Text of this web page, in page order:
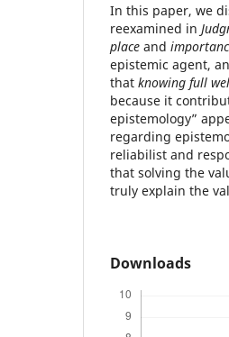
In this paper, we
reexamined in
place and
epistemic agent,
that knowing full
because it
epistemology”
regarding
reliabilist and
that solving the
truly explain the
Downloads